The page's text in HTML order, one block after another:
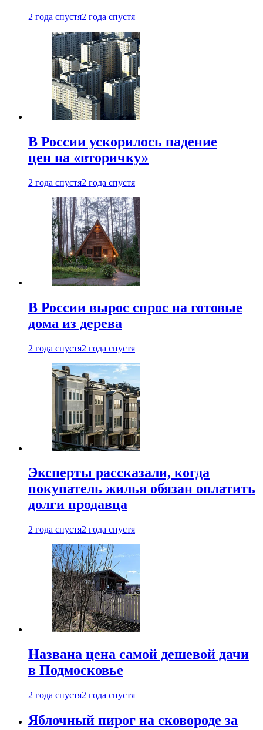
2 года спустя2 года спустя
В России ускорилось падение
цен на «вторичку»
2 года спустя2 года спустя
В России вырос спрос на готовые
дома из дерева
2 года спустя2 года спустя
Эксперты рассказали, когда
покупатель жилья обязан оплатить
долги продавца
2 года спустя2 года спустя
Названа цена самой дешевой дачи
в Подмосковье
2 года спустя2 года спустя
Яблочный пирог на сковороде за